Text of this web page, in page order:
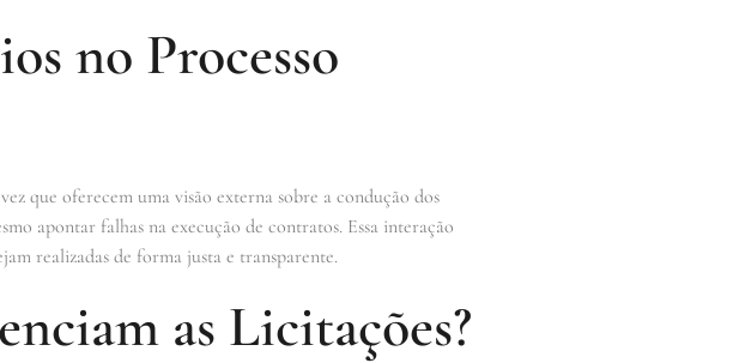
no Processo
que oferecem uma visão externa sobre a condução dos
apontar falhas na execução de contratos. Essa interação
realizadas de forma justa e transparente.
as Licitações?